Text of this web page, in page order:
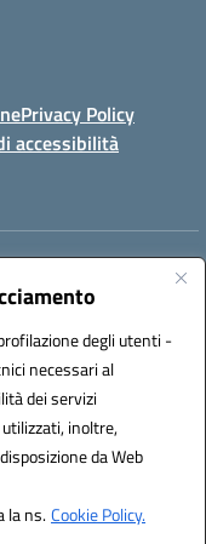
degli utenti -
necessari al
dei servizi
inoltre,
da Web
la ns.Cookie Policy.
Privacy Policy
accessibilità
S.r.l.
Italia